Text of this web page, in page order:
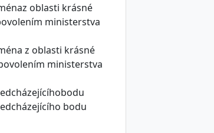
oblasti krásné
ministerstva
z oblasti krásné
ministerstva
bodu